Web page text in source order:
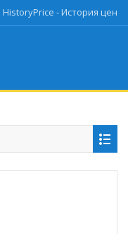
HistoryPrice - История цен